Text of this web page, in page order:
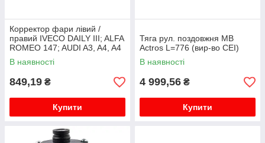
Корректор фари лівий /
правий IVECO DAILY III; ALFA
ROMEO 147; AUDI A3, A4, A4
ALLROAD, A8, TT; FIAT
STILO; FORD GALAXY; SEAT
A...
В наявності
849,19 ₴
Купити
Тяга рул. поздовжня MB
Actros L=776 (вир-во CEI)
В наявності
4 999,56 ₴
Купити